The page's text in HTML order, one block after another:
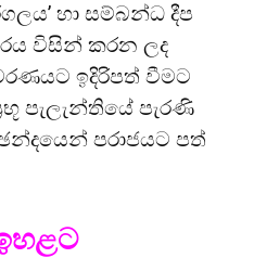
හා සම්බන්ධ දීප
විසින් කරන ලද
ඉදිරිපත් වීමට
පැලැන්තියේ පැරණි
පරාජයට පත්